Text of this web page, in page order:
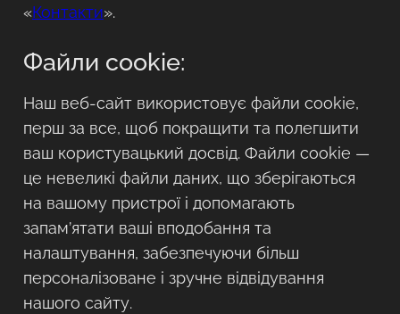
«Контакти».
Файли cookie:
Наш веб-сайт використовує файли cookie,
перш за все, щоб покращити та полегшити
ваш користувацький досвід. Файли cookie —
це невеликі файли даних, що зберігаються
на вашому пристрої і допомагають
запам’ятати ваші вподобання та
налаштування, забезпечуючи більш
персоналізоване і зручне відвідування
нашого сайту.